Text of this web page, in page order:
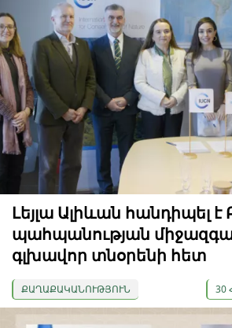
Լեյլա Ալիևան հանդիպել է
պահպանության
գլխավոր տնօրենի հետ
ՔԱՂԱՔԱԿԱՆՈՒԹՅՈՒՆ 30